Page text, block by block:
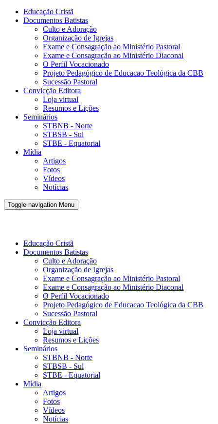
Educação Cristã
Documentos Batistas
Culto e Adoração
Organização de Igrejas
Exame e Consagração ao Ministério Pastoral
Exame e Consagração ao Ministério Diaconal
O Perfil Vocacionado
Projeto Pedagógico de Educacao Teológica da CBB
Sucessão Pastoral
Convicção Editora
Loja virtual
Resumos e Lições
Seminários
STBNB - Norte
STBSB - Sul
STBE - Equatorial
Mídia
Artigos
Fotos
Vídeos
Notícias
Toggle navigation Menu
Educação Cristã
Documentos Batistas
Culto e Adoração
Organização de Igrejas
Exame e Consagração ao Ministério Pastoral
Exame e Consagração ao Ministério Diaconal
O Perfil Vocacionado
Projeto Pedagógico de Educacao Teológica da CBB
Sucessão Pastoral
Convicção Editora
Loja virtual
Resumos e Lições
Seminários
STBNB - Norte
STBSB - Sul
STBE - Equatorial
Mídia
Artigos
Fotos
Vídeos
Notícias